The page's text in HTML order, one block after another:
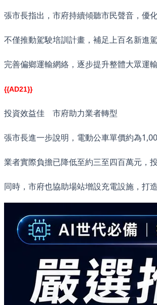
張市長指出，市府持續傾聽市民聲音，優
不僅推動駕駛培訓計畫，補足上百名新進
完善偏鄉運輸網絡，逐步提升整體大眾運輸
{{AD21}}
投資效益佳 市府助力業者轉型
張市長進一步說明，電動公車單價約為
業者實際負擔已降低至約三至四百萬元，
同時，市府也協助場站增設充電設施，打